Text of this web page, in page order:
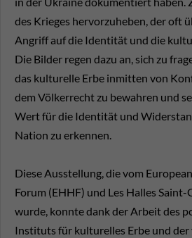
des Krieges hervorzuheben, der oft
Angriff auf die Identität und die
Die Bilder regen dazu an, sich zu
das kulturelle Erbe inmitten von
dem Völkerrecht zu bewahren und
Wert für die Identität und
Nation zu erkennen.
Diese Ausstellung, die vom
Forum (EHHF) und Les Halles
wurde, konnte dank der Arbeit des
Instituts für kulturelles Erbe und der